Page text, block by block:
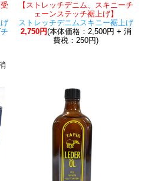
【ストレッチデニム、スキニーチ
ェーンステッチ裾上げ】
ストレッチデニムスキニー裾上げ
2,750円(本体価格：2,500円 + 消
費税：250円)